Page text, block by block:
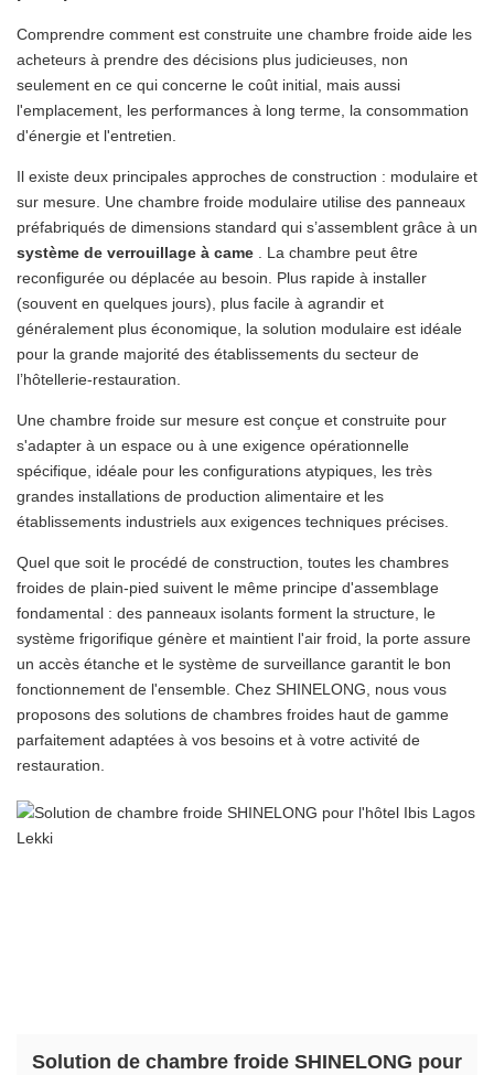
Comprendre comment est construite une chambre froide aide les
acheteurs à prendre des décisions plus judicieuses, non
seulement en ce qui concerne le coût initial, mais aussi
l'emplacement, les performances à long terme, la consommation
d'énergie et l'entretien.
Il existe deux principales approches de construction : modulaire et
sur mesure. Une chambre froide modulaire utilise des panneaux
préfabriqués de dimensions standard qui s’assemblent grâce à un
système de verrouillage à came . La chambre peut être
reconfigurée ou déplacée au besoin. Plus rapide à installer
(souvent en quelques jours), plus facile à agrandir et
généralement plus économique, la solution modulaire est idéale
pour la grande majorité des établissements du secteur de
l’hôtellerie-restauration.
Une chambre froide sur mesure est conçue et construite pour
s'adapter à un espace ou à une exigence opérationnelle
spécifique, idéale pour les configurations atypiques, les très
grandes installations de production alimentaire et les
établissements industriels aux exigences techniques précises.
Quel que soit le procédé de construction, toutes les chambres
froides de plain-pied suivent le même principe d'assemblage
fondamental : des panneaux isolants forment la structure, le
système frigorifique génère et maintient l'air froid, la porte assure
un accès étanche et le système de surveillance garantit le bon
fonctionnement de l'ensemble. Chez SHINELONG, nous vous
proposons des solutions de chambres froides haut de gamme
parfaitement adaptées à vos besoins et à votre activité de
restauration.
Solution de chambre froide SHINELONG pour